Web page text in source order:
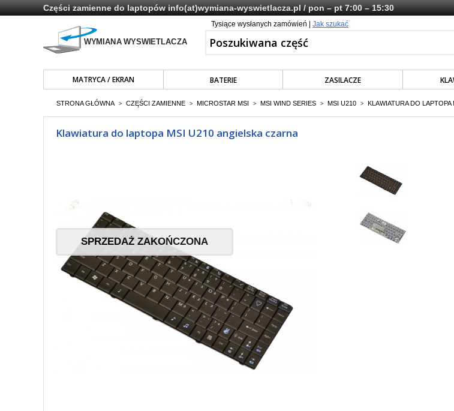
Części zamienne do laptopówinfo(at)wymiana-wyswietlacza.pl/ pon – pt 7:00 – 15:30
Tysiące wysłanych zamówień | Jak szukać
MATRYCA / EKRAN BATERIE ZASILACZE
STRONA GŁÓWNA > CZĘŚCI ZAMIENNE > MICROSTAR MSI > MSI WIND SERIES > MSI U210 > KLAWIATURA DO
Klawiatura do laptopa MSI U210 angielska czarna
SPRZEDAŻ ZAKOŃCZONA